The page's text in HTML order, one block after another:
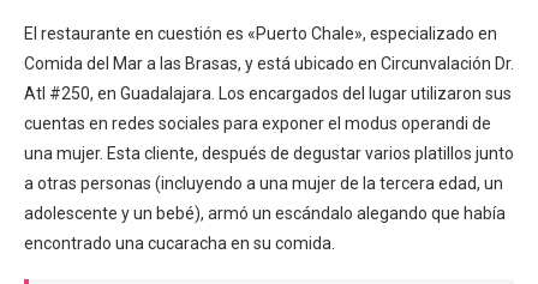
El restaurante en cuestión es «Puerto Chale», especializado en
Comida del Mar a las Brasas, y está ubicado en Circunvalación Dr.
Atl #250, en Guadalajara. Los encargados del lugar utilizaron sus
cuentas en redes sociales para exponer el modus operandi de
una mujer. Esta cliente, después de degustar varios platillos junto
a otras personas (incluyendo a una mujer de la tercera edad, un
adolescente y un bebé), armó un escándalo alegando que había
encontrado una cucaracha en su comida.